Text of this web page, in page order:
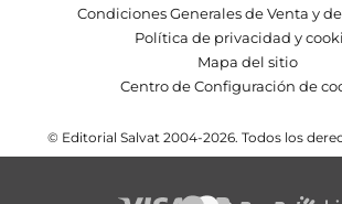
Condiciones Generales de Venta y
Política de privacidad y
Mapa del sitio
Centro de Configuración de
© Editorial Salvat 2004-2026. Todos los